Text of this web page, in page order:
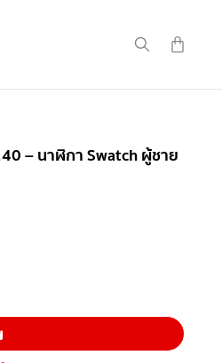
– นาฬิกา Swatch ผู้ชาย